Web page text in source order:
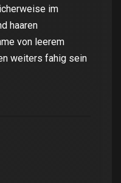
im
haaren
von leerem
weiters fahig sein